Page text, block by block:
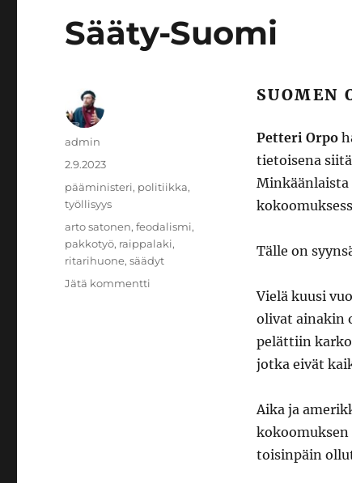
Sääty-Suomi
SUOMEN
Petteri Orpo
tietoisena
Tälle on
Vielä kuusi
olivat ainakin
pelättiin
jotka eivät
Aika ja
kokoomuksen
toisinpäin
Kirjoittaja
admin
Julkaistu
2.9.2023
Kategoriat
pääministeri, politiikka,
työllisyys
Avainsanat
arto satonen,feodalismi,
pakkotyö, raippalaki,
ritarihuone,säädyt
Jätä kommentti